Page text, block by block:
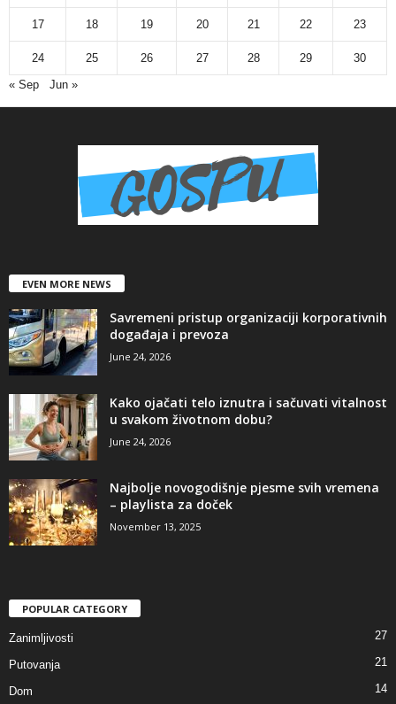
17 18 19 20 21 22 23
24 25 26 27 28 29
30
« Sep
Jun »
EVEN MORE NEWS
Savremeni pristup organizaciji korporativnih
događaja i prevoza
June 24, 2026
Kako ojačati telo iznutra i sačuvati vitalnost
u svakom životnom dobu?
June 24, 2026
Najbolje novogodišnje pjesme svih vremena
– playlista za doček
November 13, 2025
POPULAR CATEGORY
Zanimljivosti 27
Putovanja 21
Dom 14